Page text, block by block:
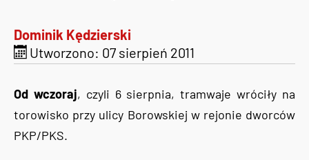
Dominik Kędzierski
Utworzono: 07 sierpień 2011
Od wczoraj, czyli 6 sierpnia, tramwaje wróciły na
torowisko przy ulicy Borowskiej w rejonie dworców
PKP/PKS.